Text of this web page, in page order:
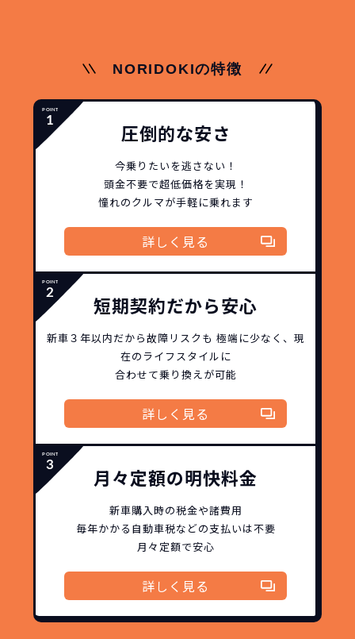
NORIDOKIの特徴
圧倒的な安さ
今乗りたいを逃さない！
頭金不要で超低価格を実現！
憧れのクルマが手軽に乗れます
詳しく見る
短期契約だから安心
新車３年以内だから故障リスクも 極端に少なく、 現
在のライフスタイルに
合わせて乗り換えが可能
詳しく見る
月々定額の明快料金
新車購入時の税金や諸費用
毎年かかる自動車税などの支払いは不要
月々定額で安心
詳しく見る
どこよりも安くご契約いただけます！
NORIDOKIは高残価設定を実現！
頭金不要で超低価格！憧れのクルマが手軽に乗れ
ます！
安さの秘密
高残価設定を実現！
短期間だから安心！
NORIDOKIなら短期リースでも安いんです！
に新車なので故障の心配がありませんし、急なラ
イフスタイルの変化にも対応が可能です。
故障リスクが非常に低い
3年以内の契約なので、故障リスクが非常
に少なくなります。例え故障してもメーカ
月々定額料金で安心
NORIDOKIなら頭金・ボーナス払い・諸経費・税
金など一切不要！月々「定額料金」をお支払い
いただくだけでご利用いただけます。
新車購入時の税金や
諸費用などが不要